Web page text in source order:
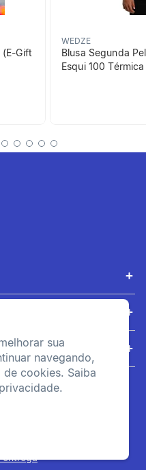
sua
navegando,
cookies. Saiba
Gift
WEDZE
Blusa Segunda
Esqui 100
entrega